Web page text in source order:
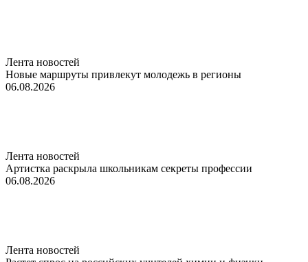
Лента новостей
Новые маршруты привлекут молодежь в регионы
06.08.2026
Лента новостей
Артистка раскрыла школьникам секреты профессии
06.08.2026
Лента новостей